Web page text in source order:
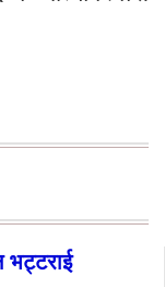
भट्टराई